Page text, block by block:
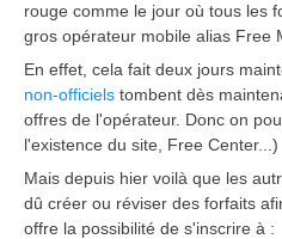
rouge comme le jour où tous les
gros opérateur mobile alias Free
En effet, cela fait deux jours
non-officiels tombent dès
offres de l'opérateur. Donc on
l'existence du site, Free Center...)
Mais depuis hier voilà que les
dû créer ou réviser des forfaits
offre la possibilité de s'inscrire à :